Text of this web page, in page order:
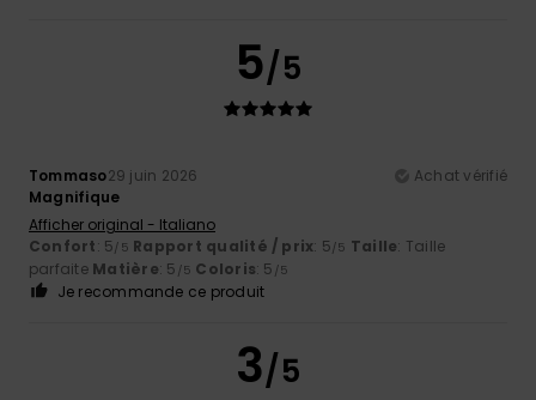
5/5
Tommaso29 juin 2026
Achat vérifié
Magnifique
Afficher original - Italiano
Confort: 5/5 Rapport qualité / prix: 5/5 Taille: Taille
parfaite Matière: 5 /5 Coloris: 5 /5
Je recommande ce produit
3/5